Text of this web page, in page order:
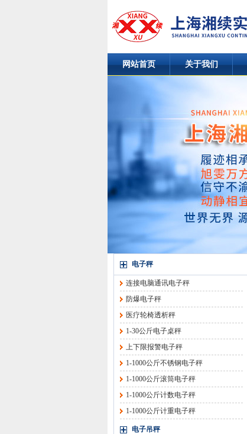
网站首页 关于我们
电子秤
连接电脑通讯电子秤
防爆电子秤
医疗轮椅透析秤
1-30公斤电子桌秤
上下限报警电子秤
1-1000公斤不锈钢电子秤
1-1000公斤滚筒电子秤
1-1000公斤计数电子秤
1-1000公斤计重电子秤
电子吊秤